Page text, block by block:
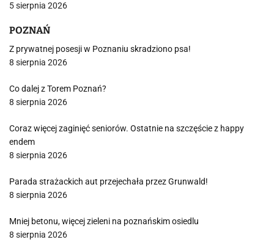
5 sierpnia 2026
POZNAŃ
Z prywatnej posesji w Poznaniu skradziono psa!
8 sierpnia 2026
Co dalej z Torem Poznań?
8 sierpnia 2026
Coraz więcej zaginięć seniorów. Ostatnie na szczęście z happy
endem
8 sierpnia 2026
Parada strażackich aut przejechała przez Grunwald!
8 sierpnia 2026
Mniej betonu, więcej zieleni na poznańskim osiedlu
8 sierpnia 2026